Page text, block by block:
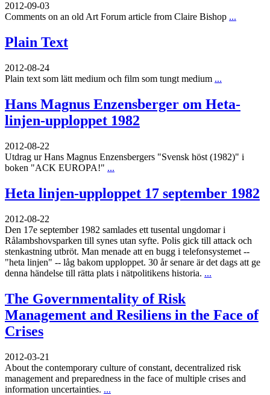
2012-09-03
Comments on an old Art Forum article from Claire Bishop ...
Plain Text
2012-08-24
Plain text som lätt medium och film som tungt medium ...
Hans Magnus Enzensberger om Heta-
linjen-upploppet 1982
2012-08-22
Utdrag ur Hans Magnus Enzensbergers "Svensk höst (1982)" i
boken "ACK EUROPA!" ...
Heta linjen-upploppet 17 september 1982
2012-08-22
Den 17e september 1982 samlades ett tusental ungdomar i
Rålambshovsparken till synes utan syfte. Polis gick till attack och
stenkastning utbröt. Man menade att en bugg i telefonsystemet --
"heta linjen" -- låg bakom upploppet. 30 år senare är det dags att ge
denna händelse till rätta plats i nätpolitikens historia. ...
The Governmentality of Risk
Management and Resiliens in the Face of
Crises
2012-03-21
About the contemporary culture of constant, decentralized risk
management and preparedness in the face of multiple crises and
information uncertainties. ...